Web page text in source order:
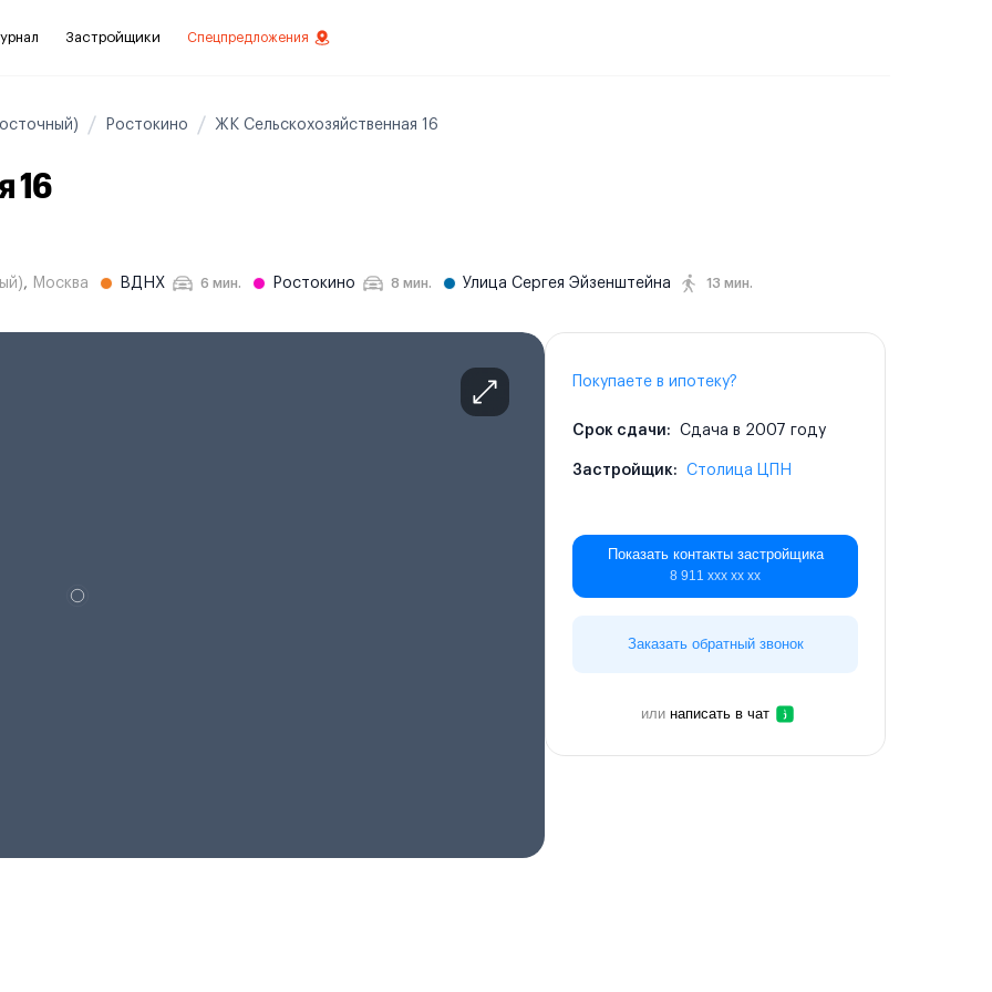
Застройщики Спецпредложения
Ростокино ЖК Сельскохозяйственная 16
16
, Москва ВДНХ 6 мин. Ростокино 8 мин. Улица Сергея Эйзенштейна 13 мин.
Покупаете в ипотеку?
Срок сдачи: Сдача в 2007 году
Застройщик: Столица ЦПН
Показать контакты застройщика
8 911 ххх хх хх
Заказать обратный звонок
или написать в чат